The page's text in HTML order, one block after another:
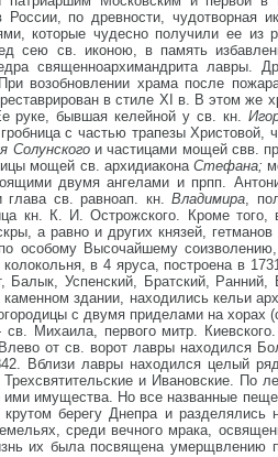
по древности, чудотворная
которые чудесно получили ее из
сею св. иконою, в память
священноархимандрита лавры.
возобновлении храма после
в стиле XI в. В этом же
руке, бывшая келейной у св. кн.
с частью трапезы Христовой,
Солунского и частицами мощей свв.
мощей св. архидиаконаСтефана;
двумя ангелами и прпп.
глава св. равноап. кн. Владимира,
кн. К. И. Острожского. Кроме того,
а равно и других князей,
особому Высочайшему
колокольня, в 4 яруса, построена в
Успенский, Братский,
здании, находились кельи
с двумя приделами на
Михаила, первого митр. Киевского.
от св. ворот лавры находился
Вблизи лавры находился целый
и Ивановские. По
ими имущества. Но все названные
берегу Днепра и
среди вечного мрака,
их была посвящена умерщвлению